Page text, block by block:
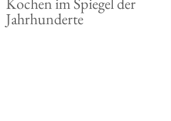
Jahrhunderte